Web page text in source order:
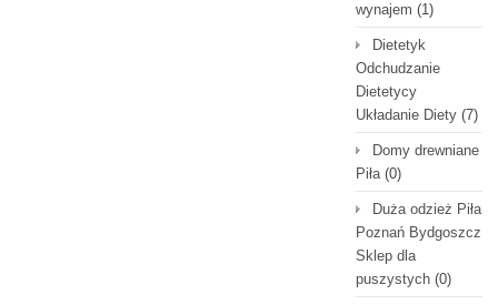
wynajem (1)
Dietetyk
Odchudzanie
Dietetycy
Układanie Diety (7)
Domy drewniane
Piła(0)
Duża odzież Piła
Poznań Bydgoszcz
Sklep dla
puszystych (0)